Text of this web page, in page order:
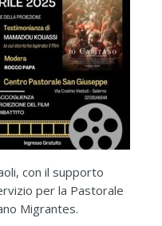
con il supporto
per la Pastorale
Migrantes.